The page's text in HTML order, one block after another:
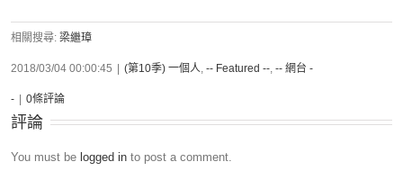
相關搜尋: 梁繼璋
2018/03/04 00:00:45 (第10季) 一個人, -- Featured --, -- 網台 -
- 0條評論
評論
You must be logged in to post a comment.